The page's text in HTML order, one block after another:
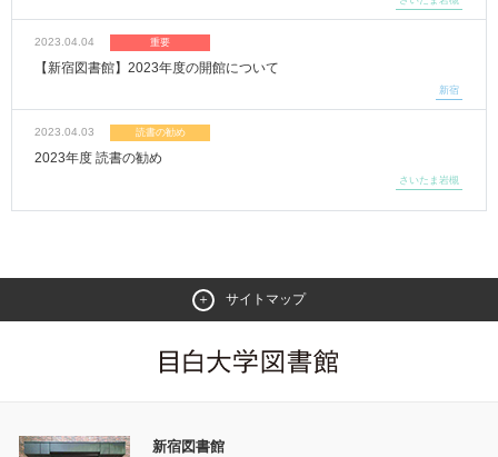
2023.04.04 重要
【新宿図書館】2023年度の開館について
新宿
2023.04.03 読書の勧め
2023年度 読書の勧め
さいたま岩槻
サイトマップ
新宿図書館